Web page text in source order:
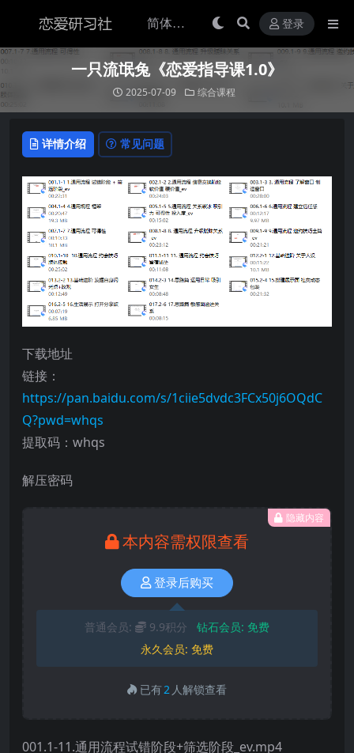
登录
一只流氓兔《恋爱指导课1.0》
2025-07-09 综合课程
详情介绍 常见问题
下载地址
链接：
https://pan.baidu.com/s/1ciie5dvdc3FCx50j6OQdC
Q?pwd=whqs
提取码：whqs
解压密码
隐藏内容
本内容需权限查看
登录后购买
普通会员: 9.9积分 钻石会员: 免费
永久会员: 免费
已有2 人解锁查看
001.1-11.通用流程试错阶段+筛选阶段_ev.mp4